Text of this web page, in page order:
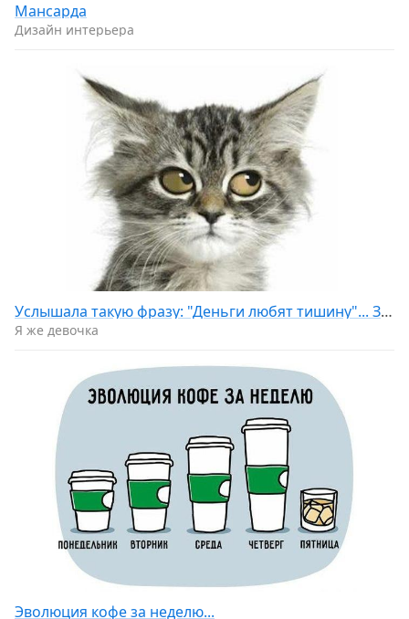
Мансарда
Дизайн интерьера
Услышала такую фразу: "Деньги любят тишину"... Затаилась... Жду...
Я же девочка
Эволюция кофе за неделю...